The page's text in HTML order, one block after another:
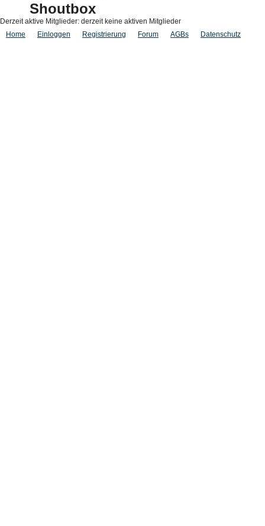
Shoutbox
Derzeit aktive Mitglieder: derzeit keine aktiven Mitglieder
Home
Einloggen Registrierung Forum AGBs Datenschutz